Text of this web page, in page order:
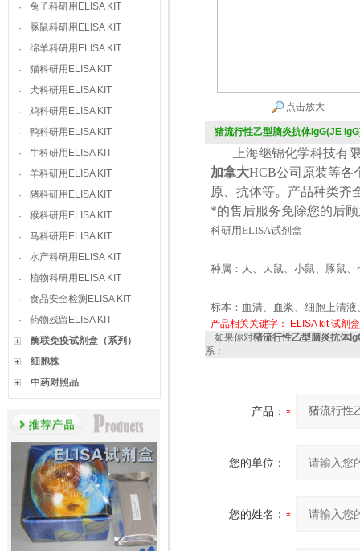
·
兔子科研用ELISA KIT
·
豚鼠科研用ELISA KIT
·
绵羊科研用ELISA KIT
·
猫科研用ELISA KIT
·
犬科研用ELISA KIT
·
鸡科研用ELISA KIT
·
鸭科研用ELISA KIT
·
牛科研用ELISA KIT
·
羊科研用ELISA KIT
·
猪科研用ELISA KIT
·
猴科研用ELISA KIT
·
马科研用ELISA KIT
·
水产科研用ELISA KIT
·
植物科研用ELISA KIT
·
食品安全检测ELISA KIT
·
药物残留ELISA KIT
酶联免疫试剂盒（系列）
细胞株
中药对照品
点击放大
猪流行性乙型脑炎抗体IgG(JE
上海继锦化学科技有限
加拿大HCB公司原装等各
原、抗体等。产品种类齐
*的售后服务免除您的后
科研用ELISA试剂盒
种属：人、大鼠、小鼠、豚鼠
标本：血清、血浆、细胞上清
产品相关关键字： ELISA kit 试剂盒
如果你对猪流行性乙型脑炎抗体
系：
产品：
您的单位：
您的姓名：